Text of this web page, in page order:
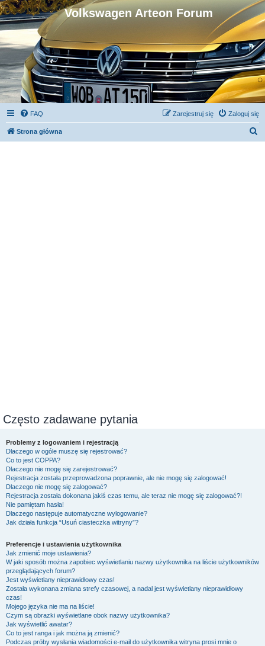
Volkswagen Arteon Forum
FAQ Zaloguj się
Zarejestruj się
Strona główna
Często zadawane pytania
Problemy z logowaniem i rejestracją
Dlaczego w ogóle muszę się rejestrować?
Co to jest COPPA?
Dlaczego nie mogę się zarejestrować?
Rejestracja została przeprowadzona poprawnie, ale nie mogę się zalogować!
Dlaczego nie mogę się zalogować?
Rejestracja została dokonana jakiś czas temu, ale teraz nie mogę się zalogować?!
Nie pamiętam hasła!
Dlaczego następuje automatyczne wylogowanie?
Jak działa funkcja “Usuń ciasteczka witryny”?
Preferencje i ustawienia użytkownika
Jak zmienić moje ustawienia?
W jaki sposób można zapobiec wyświetlaniu nazwy użytkownika na liście użytkowników
przeglądających forum?
Jest wyświetlany nieprawidłowy czas!
Została wykonana zmiana strefy czasowej, a nadal jest wyświetlany nieprawidłowy
czas!
Mojego języka nie ma na liście!
Czym są obrazki wyświetlane obok nazwy użytkownika?
Jak wyświetlić awatar?
Co to jest ranga i jak można ją zmienić?
Podczas próby wysłania wiadomości e-mail do użytkownika witryna prosi mnie o